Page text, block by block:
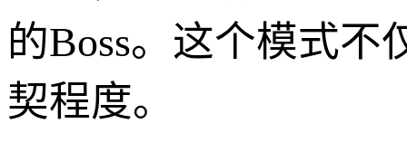
的Boss。这个模式
契程度。